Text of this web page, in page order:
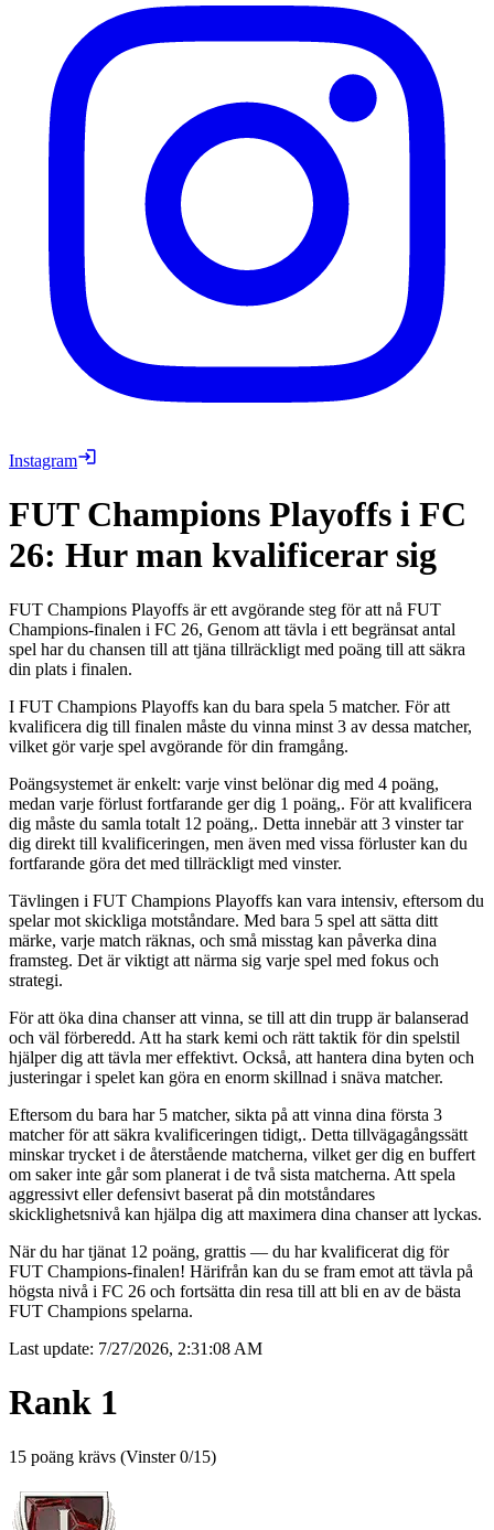
Instagram
FUT Champions Playoffs i FC
26: Hur man kvalificerar sig
FUT Champions Playoffs är ett avgörande steg för att nå FUT
Champions-finalen i FC 26, Genom att tävla i ett begränsat antal
spel har du chansen till att tjäna tillräckligt med poäng till att säkra
din plats i finalen.
I FUT Champions Playoffs kan du bara spela 5 matcher. För att
kvalificera dig till finalen måste du vinna minst 3 av dessa matcher,
vilket gör varje spel avgörande för din framgång.
Poängsystemet är enkelt: varje vinst belönar dig med 4 poäng,
medan varje förlust fortfarande ger dig 1 poäng,. För att kvalificera
dig måste du samla totalt 12 poäng,. Detta innebär att 3 vinster tar
dig direkt till kvalificeringen, men även med vissa förluster kan du
fortfarande göra det med tillräckligt med vinster.
Tävlingen i FUT Champions Playoffs kan vara intensiv, eftersom du
spelar mot skickliga motståndare. Med bara 5 spel att sätta ditt
märke, varje match räknas, och små misstag kan påverka dina
framsteg. Det är viktigt att närma sig varje spel med fokus och
strategi.
För att öka dina chanser att vinna, se till att din trupp är balanserad
och väl förberedd. Att ha stark kemi och rätt taktik för din spelstil
hjälper dig att tävla mer effektivt. Också, att hantera dina byten och
justeringar i spelet kan göra en enorm skillnad i snäva matcher.
Eftersom du bara har 5 matcher, sikta på att vinna dina första 3
matcher för att säkra kvalificeringen tidigt,. Detta tillvägagångssätt
minskar trycket i de återstående matcherna, vilket ger dig en buffert
om saker inte går som planerat i de två sista matcherna. Att spela
aggressivt eller defensivt baserat på din motståndares
skicklighetsnivå kan hjälpa dig att maximera dina chanser att lyckas.
När du har tjänat 12 poäng, grattis — du har kvalificerat dig för
FUT Champions-finalen! Härifrån kan du se fram emot att tävla på
högsta nivå i FC 26 och fortsätta din resa till att bli en av de bästa
FUT Champions spelarna.
Last update: 7/27/2026, 2:31:08 AM
Rank 1
15 poäng krävs (Vinster 0/15)